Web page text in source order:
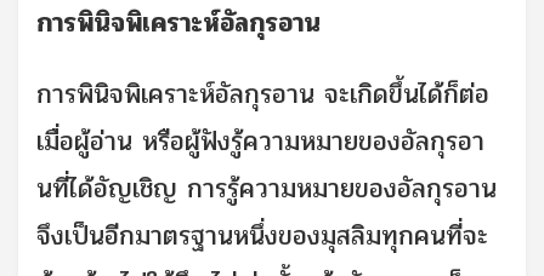
การพินิจพิเคราะห์อัลกุรอาน
การพินิจพิเคราะห์อัลกุรอาน จะเกิดขึ้นได้ก็ต่อ
เมื่อผู้อ่าน หรือผู้ฟังรู้ความหมายของอัลกุรอา
นที่ได้อัญเชิญ การรู้ความหมายของอัลกุรอาน
จึงเป็นอีกมาตรฐานหนึ่งของมุสลิมทุกคนที่จะ